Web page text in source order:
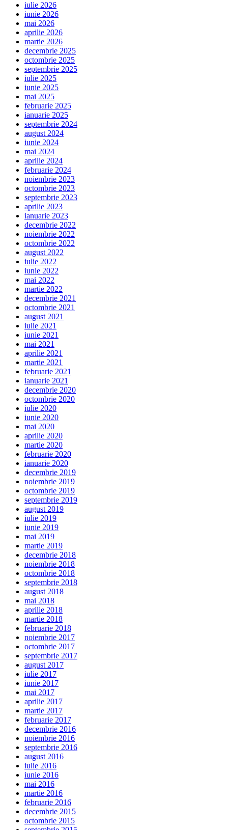
iulie 2026
iunie 2026
mai 2026
aprilie 2026
martie 2026
decembrie 2025
octombrie 2025
septembrie 2025
iulie 2025
iunie 2025
mai 2025
februarie 2025
ianuarie 2025
septembrie 2024
august 2024
iunie 2024
mai 2024
aprilie 2024
februarie 2024
noiembrie 2023
octombrie 2023
septembrie 2023
aprilie 2023
ianuarie 2023
decembrie 2022
noiembrie 2022
octombrie 2022
august 2022
iulie 2022
iunie 2022
mai 2022
martie 2022
decembrie 2021
octombrie 2021
august 2021
iulie 2021
iunie 2021
mai 2021
aprilie 2021
martie 2021
februarie 2021
ianuarie 2021
decembrie 2020
octombrie 2020
iulie 2020
iunie 2020
mai 2020
aprilie 2020
martie 2020
februarie 2020
ianuarie 2020
decembrie 2019
noiembrie 2019
octombrie 2019
septembrie 2019
august 2019
iulie 2019
iunie 2019
mai 2019
martie 2019
decembrie 2018
noiembrie 2018
octombrie 2018
septembrie 2018
august 2018
mai 2018
aprilie 2018
martie 2018
februarie 2018
noiembrie 2017
octombrie 2017
septembrie 2017
august 2017
iulie 2017
iunie 2017
mai 2017
aprilie 2017
martie 2017
februarie 2017
decembrie 2016
noiembrie 2016
septembrie 2016
august 2016
iulie 2016
iunie 2016
mai 2016
martie 2016
februarie 2016
decembrie 2015
octombrie 2015